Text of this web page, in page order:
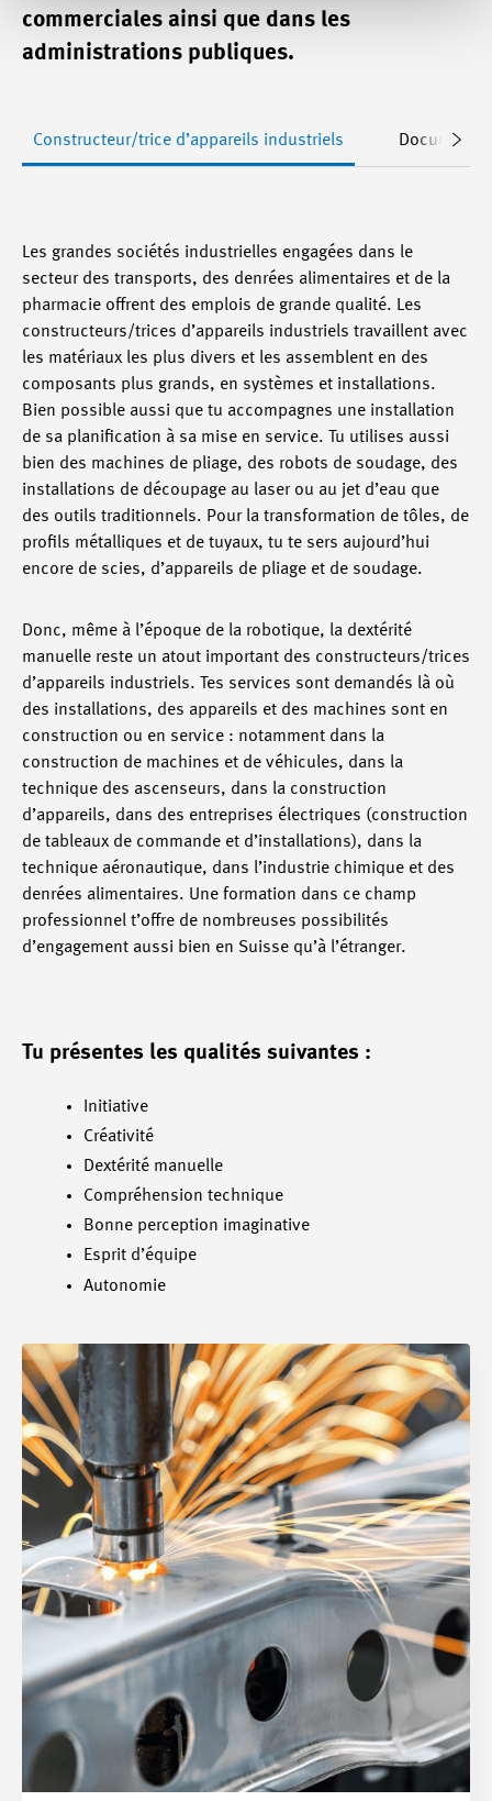
commerciales ainsi que dans les
administrations publiques.
Constructeur/trice d’appareils industriels
Les grandes sociétés industrielles engagées dans le
secteur des transports, des denrées alimentaires et de la
pharmacie offrent des emplois de grande qualité. Les
constructeurs/trices d’appareils industriels travaillent avec
les matériaux les plus divers et les assemblent en des
composants plus grands, en systèmes et installations.
Bien possible aussi que tu accompagnes une installation
de sa planification à sa mise en service. Tu utilises aussi
bien des machines de pliage, des robots de soudage, des
installations de découpage au laser ou au jet d’eau que
des outils traditionnels. Pour la transformation de tôles, de
profils métalliques et de tuyaux, tu te sers aujourd’hui
encore de scies, d’appareils de pliage et de soudage.
Donc, même à l’époque de la robotique, la dextérité
manuelle reste un atout important des constructeurs/trices
d’appareils industriels. Tes services sont demandés là où
des installations, des appareils et des machines sont en
construction ou en service : notamment dans la
construction de machines et de véhicules, dans la
technique des ascenseurs, dans la construction
d’appareils, dans des entreprises électriques (construction
de tableaux de commande et d’installations), dans la
technique aéronautique, dans l’industrie chimique et des
denrées alimentaires. Une formation dans ce champ
professionnel t’offre de nombreuses possibilités
d’engagement aussi bien en Suisse qu’à l’étranger.
Tu présentes les qualités suivantes :
Initiative
Créativité
Dextérité manuelle
Compréhension technique
Bonne perception imaginative
Esprit d’équipe
Autonomie